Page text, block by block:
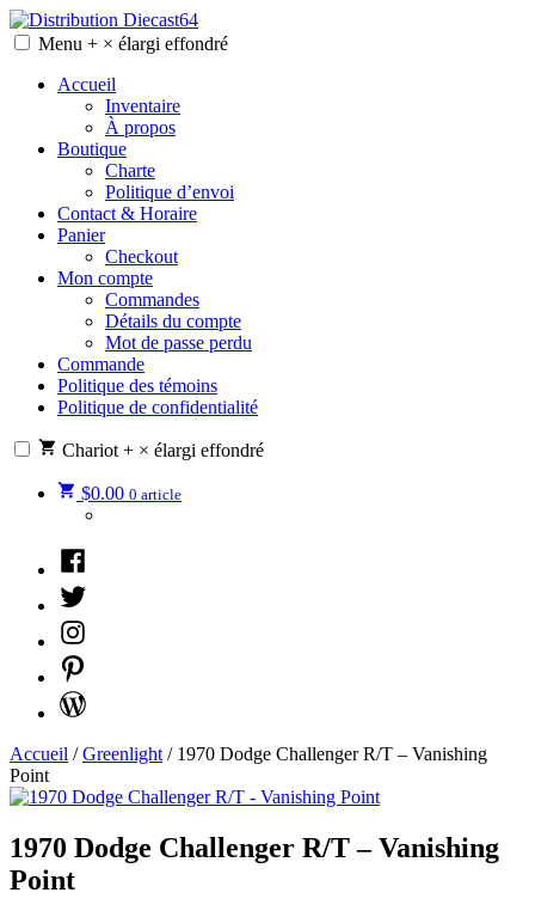
Skip
to
Distribution Diecast64
Une passion, un mode de vie.
Menu + × élargi effondré
Accueil
Inventaire
À propos
Boutique
Charte
Politique d’envoi
Contact & Horaire
Panier
Checkout
Mon compte
Commandes
Détails du compte
Mot de passe perdu
Commande
Politique des témoins
Politique de confidentialité
Chariot + × élargi effondré
$0.00 0 article
Facebook
Twitter
Instagram
Pinterest
WordPress
Accueil /Greenlight / 1970 Dodge Challenger R/T – Vanishing
Point
1970 Dodge Challenger R/T – Vanishing
Point